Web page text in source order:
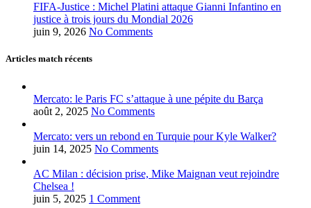
FIFA-Justice : Michel Platini attaque Gianni Infantino en
justice à trois jours du Mondial 2026
juin 9, 2026 No Comments
Articles match récents
Mercato: le Paris FC s’attaque à une pépite du Barça
août 2, 2025 No Comments
Mercato: vers un rebond en Turquie pour Kyle Walker?
juin 14, 2025 No Comments
AC Milan : décision prise, Mike Maignan veut rejoindre
Chelsea !
juin 5, 2025 1 Comment